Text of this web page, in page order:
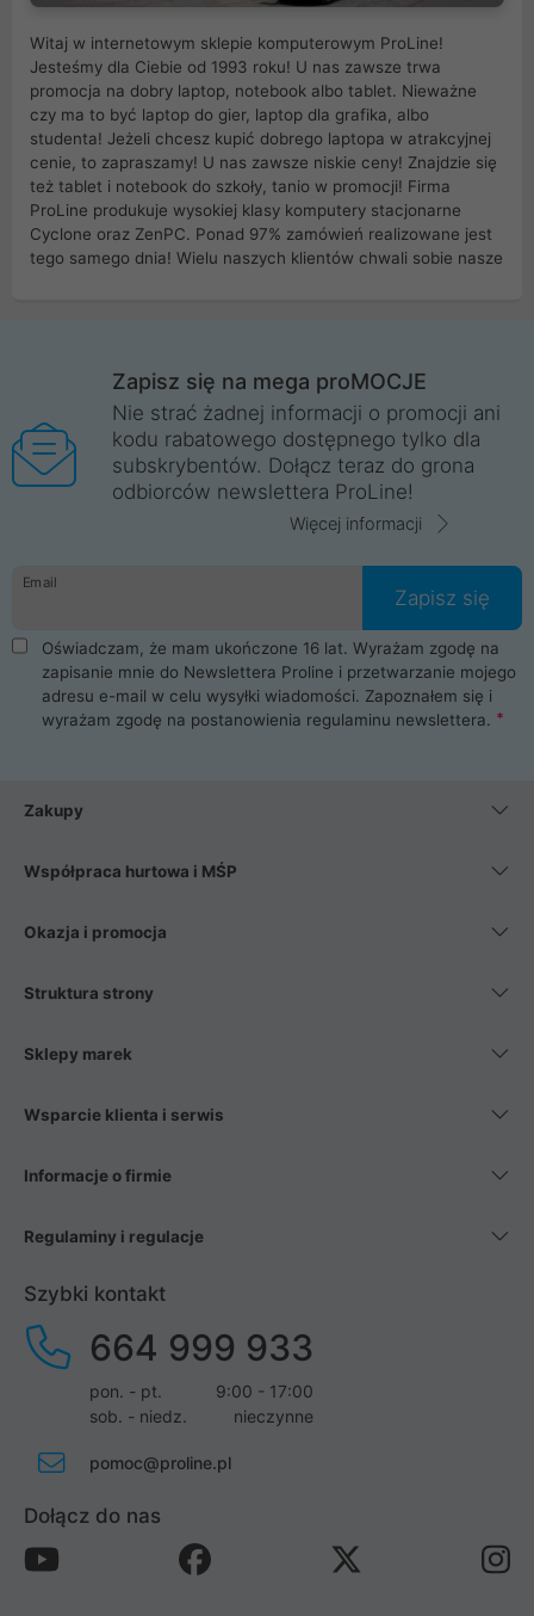
Witaj w internetowym sklepie komputerowym ProLine!
Jesteśmy dla Ciebie od 1993 roku! U nas zawsze trwa
promocja na dobry laptop, notebook albo tablet. Nieważne
czy ma to być laptop do gier, laptop dla grafika, albo
studenta! Jeżeli chcesz kupić dobrego laptopa w atrakcyjnej
cenie, to zapraszamy! U nas zawsze niskie ceny! Znajdzie się
też tablet i notebook do szkoły, tanio w promocji! Firma
ProLine produkuje wysokiej klasy komputery stacjonarne
Cyclone oraz ZenPC. Ponad 97% zamówień realizowane jest
tego samego dnia! Wielu naszych klientów chwali sobie nasze
Wrocław, Poznań, Legnica, Katowice, Gliwice, Kalisz, Bytom,
Trzebnica, Opole. Szybka i profesjonalna obsługa!
ProLine to polska firma ze 100% polskim kapitałem. Działamy
legalnie i płacimy podatki w naszym kraju! Posiadamy siedzibę
główną w Mirkowie oraz salony na terenie kraju. Cała
komunikacja ze sklepem komputerowym ProLine jest
danych osobowych. Dlatego zakup notebooka albo laptopa w
ProLine to czysta przyjemność i pełne bezpieczeństwo.
Zaopatrzysz się u nas w akcesoria i części komputerowe
takie jak procesory, karty graficzne, płyty główne, pamięci,
dyski SSD, M.2 oraz HDD. Nasi pracownicy pomogą Ci wybrać
najlepszy zasilacz komputerowy oraz obudowę do komputera.
Poza komputerami mamy również najlepsze na rynku
Smartfony takich producentów jak Xiaomi, Apple, Samsung i
wentylatory. Na koniec mając już to wszystko, możesz
Zapisz się na mega proMOCJE
Nie strać żadnej informacji o promocji ani
kodu rabatowego dostępnego tylko dla
subskrybentów. Dołącz teraz do grona
odbiorców newslettera ProLine!
Więcej informacji
Email
Zapisz się
Oświadczam, że mam ukończone 16 lat. Wyrażam zgodę na
zapisanie mnie do Newslettera Proline i przetwarzanie mojego
adresu e-mail w celu wysyłki wiadomości. Zapoznałem się i
wyrażam zgodę na postanowienia regulaminu newslettera.
Zakupy
Współpraca hurtowa i MŚP
Okazja i promocja
Struktura strony
Sklepy marek
Wsparcie klienta i serwis
Informacje o firmie
Regulaminy i regulacje
Szybki kontakt
664 999 933
pon. - pt.
9:00 - 17:00
sob. - niedz.
nieczynne
pomoc@proline.pl
Dołącz do nas